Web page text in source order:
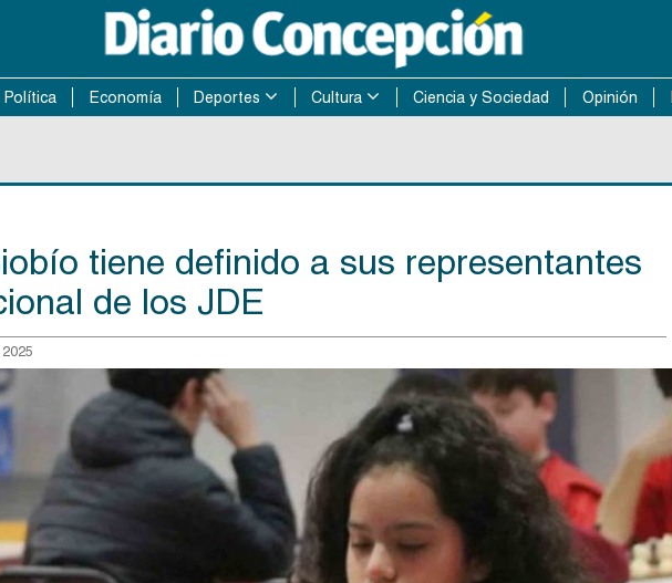
Política Economía Deportes Cultura Ciencia y Sociedad Opinión
tiene definido a sus representantes
de los JDE